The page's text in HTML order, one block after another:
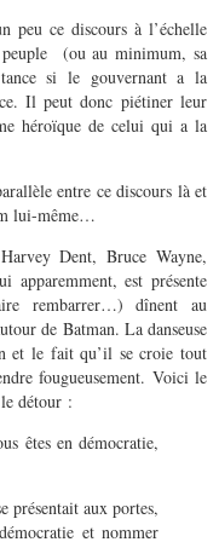
peu ce discours à l’échelle
(ou au minimum, sa
si le gouvernant a la
Il peut donc piétiner leur
héroïque de celui qui a la
entre ce discours là et
lui-même…
Dent, Bruce Wayne,
apparemment, est présente
rembarrer…) dînent au
de Batman. La danseuse
et le fait qu’il se croie tout
fougueusement. Voici le
détour :
êtes en démocratie,
présentait aux portes,
et nommer